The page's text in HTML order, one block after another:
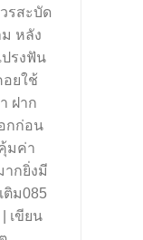
รสะบัด
หลัง
รงฟัน
ยใช้
ฝาก
กก่อน
มค่า
ากยิ่งมี
ติม085
เขียน